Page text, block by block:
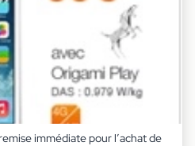
immédiate pour l’achat de